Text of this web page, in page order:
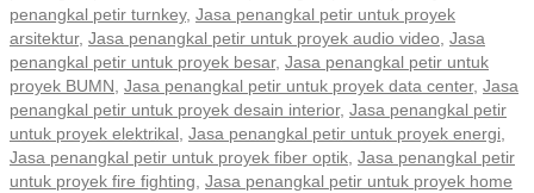
penangkal petir turnkey, Jasa penangkal petir untuk proyek
arsitektur, Jasa penangkal petir untuk proyek audio video, Jasa
penangkal petir untuk proyek besar, Jasa penangkal petir untuk
proyek BUMN, Jasa penangkal petir untuk proyek data center, Jasa
penangkal petir untuk proyek desain interior, Jasa penangkal petir
untuk proyek elektrikal, Jasa penangkal petir untuk proyek energi,
Jasa penangkal petir untuk proyek fiber optik, Jasa penangkal petir
untuk proyek fire fighting, Jasa penangkal petir untuk proyek home